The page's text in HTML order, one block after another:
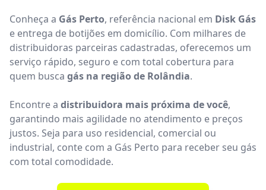
Conheça a Gás Perto, referência nacional em Disk Gás
e entrega de botijões em domicílio. Com milhares de
distribuidoras parceiras cadastradas, oferecemos um
serviço rápido, seguro e com total cobertura para
quem busca gás na região de Rolândia.
Encontre a distribuidora mais próxima de você,
garantindo mais agilidade no atendimento e preços
justos. Seja para uso residencial, comercial ou
industrial, conte com a Gás Perto para receber seu gás
com total comodidade.